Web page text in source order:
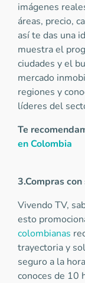
imágenes
áreas, precio,
así te das una
muestra el
ciudades y el
mercado
regiones y
líderes del
Te
en Colombia
3.Compras
Vivendo TV,
esto
colombianas
trayectoria y
seguro a la
conoces de 10